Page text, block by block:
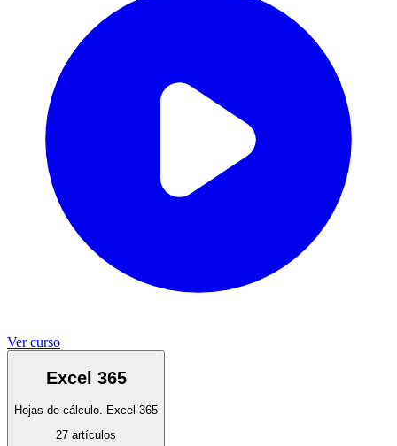
Ver curso
Excel 365
Hojas de cálculo. Excel 365
27 artículos